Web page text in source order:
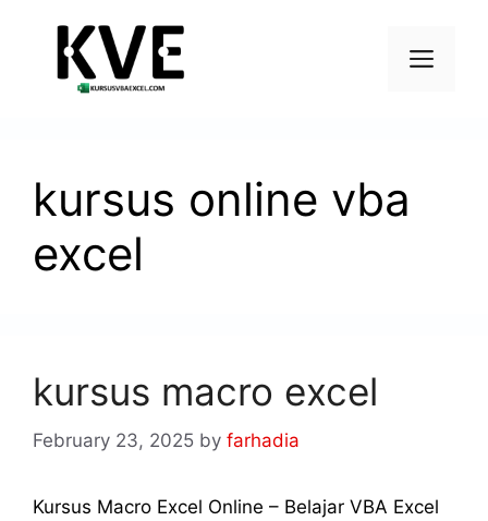
kursus online vba
excel
kursus macro excel
February 23, 2025 by farhadia
Kursus Macro Excel Online – Belajar VBA Excel